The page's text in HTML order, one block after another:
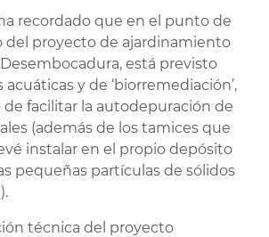
recordado que en el punto de
del proyecto de ajardinamiento
está previsto
y de ‘biorremediación’,
facilitar la autodepuración de
(además de los tamices que
instalar en el propio depósito
pequeñas partículas de sólidos
técnica del proyecto